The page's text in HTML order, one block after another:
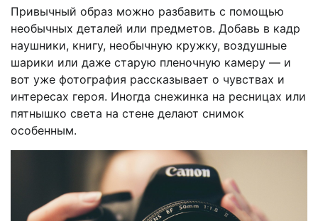
Привычный образ можно разбавить с помощью
необычных деталей или предметов. Добавь в кадр
наушники, книгу, необычную кружку, воздушные
шарики или даже старую пленочную камеру — и
вот уже фотография рассказывает о чувствах и
интересах героя. Иногда снежинка на ресницах или
пятнышко света на стене делают снимок
особенным.